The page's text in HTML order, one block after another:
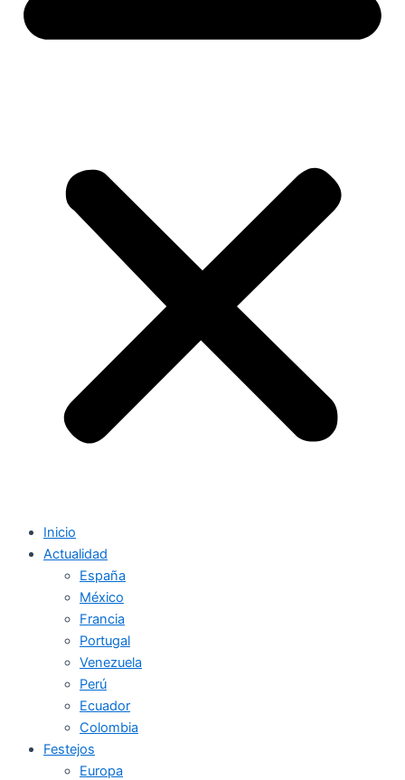
Inicio
Actualidad
España
México
Francia
Portugal
Venezuela
Perú
Ecuador
Colombia
Festejos
Europa